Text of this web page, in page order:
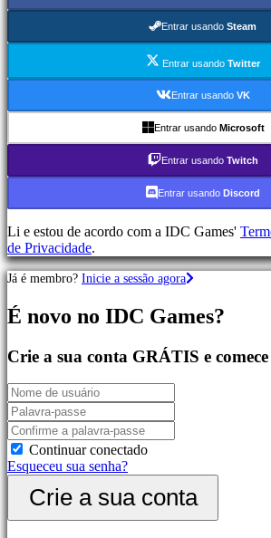
de
Jogos
Jogos
Jogos
Desporto
de
Jogos
corridas
Jogos
casuais
Jogos
Jogos
simulação
de
puzzle
Jogos
de
luta
Demos
Entrar usando Steam
Entrar usando Twitter
Entrar usando VK
Entrar usando Microsoft
Entrar usando Twitch
Entrar usando Discord
Li e estou de acordo com a IDC Games'
de Privacidade.
Já é membro? Inicie a sessão agora
É novo no IDC Games?
Crie a sua conta GRÁTIS e
Continuar conectado
Esqueceu sua senha?
Crie a sua conta